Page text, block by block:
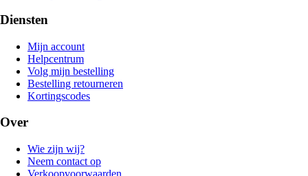
Diensten
Mijn account
Helpcentrum
Volg mijn bestelling
Bestelling retourneren
Kortingscodes
Over
Wie zijn wij?
Neem contact op